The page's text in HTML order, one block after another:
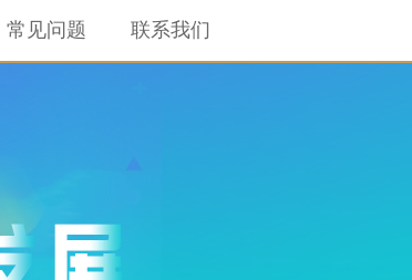
常见问题 联系我们